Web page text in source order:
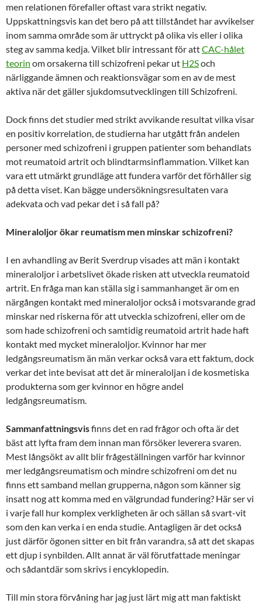
men relationen förefaller oftast vara strikt negativ.
Uppskattningsvis kan det bero på att tillståndet har avvikelser
inom samma område som är uttryckt på olika vis eller i olika
steg av samma kedja. Vilket blir intressant för attCAC-hålet
teorin om orsakerna till schizofreni pekar ut H2Soch
närliggande ämnen och reaktionsvägar som en av de mest
aktiva när det gäller sjukdomsutvecklingen till Schizofreni.
Dock finns det studier med strikt avvikande resultat vilka visar
en positiv korrelation, de studierna har utgått från andelen
personer med schizofreni i gruppen patienter som behandlats
mot reumatoid artrit och blindtarmsinflammation. Vilket kan
vara ett utmärkt grundläge att fundera varför det förhåller sig
på detta viset. Kan bägge undersökningsresultaten vara
adekvata och vad pekar det i så fall på?
Mineraloljor ökar reumatism men minskar schizofreni?
I en avhandling av Berit Sverdrup visades att män i kontakt
mineraloljor i arbetslivet ökade risken att utveckla reumatoid
artrit. En fråga man kan ställa sig i sammanhanget är om en
närgången kontakt med mineraloljor också i motsvarande grad
minskar ned riskerna för att utveckla schizofreni, eller om de
som hade schizofreni och samtidig reumatoid artrit hade haft
kontakt med mycket mineraloljor. Kvinnor har mer
ledgångsreumatism än män verkar också vara ett faktum, dock
verkar det inte bevisat att det är mineraloljan i de kosmetiska
produkterna som ger kvinnor en högre andel
ledgångsreumatism.
Sammanfattningsvisfinns det en rad frågor och ofta är det
bäst att lyfta fram dem innan man försöker leverera svaren.
Mest långsökt av allt blir frågeställningen varför har kvinnor
mer ledgångsreumatism och mindre schizofreni om det nu
finns ett samband mellan grupperna, någon som känner sig
insatt nog att komma med en välgrundad fundering? Här ser vi
i varje fall hur komplex verkligheten är och sällan så svart-vit
som den kan verka i en enda studie. Antagligen är det också
just därför ögonen sitter en bit från varandra, så att det skapas
ett djup i synbilden. Allt annat är väl förutfattade meningar
och sådantdär som skrivs i encyklopedin.
Till min stora förvåning har jag just lärt mig att man faktiskt